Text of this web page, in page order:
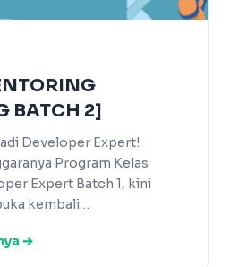
BATCH 2]
Developer Expert!
Program Kelas
Expert Batch 1, kini
kembali…
➔